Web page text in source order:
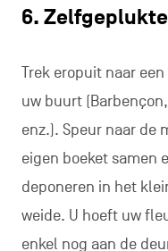
6.
Trek eropuit naar een
uw buurt
enz.). Speur naar de
eigen boeket samen
deponeren in het
weide. U hoeft uw
enkel nog aan de